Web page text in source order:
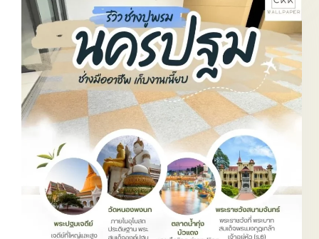
CKK
ร้าน
ขาย
พรม
ปู
พื้น
พรม
ทอ
รับ
ปู
นนทบุรี
บางใหญ่
บางบัวทอง
ปากเกร็ด